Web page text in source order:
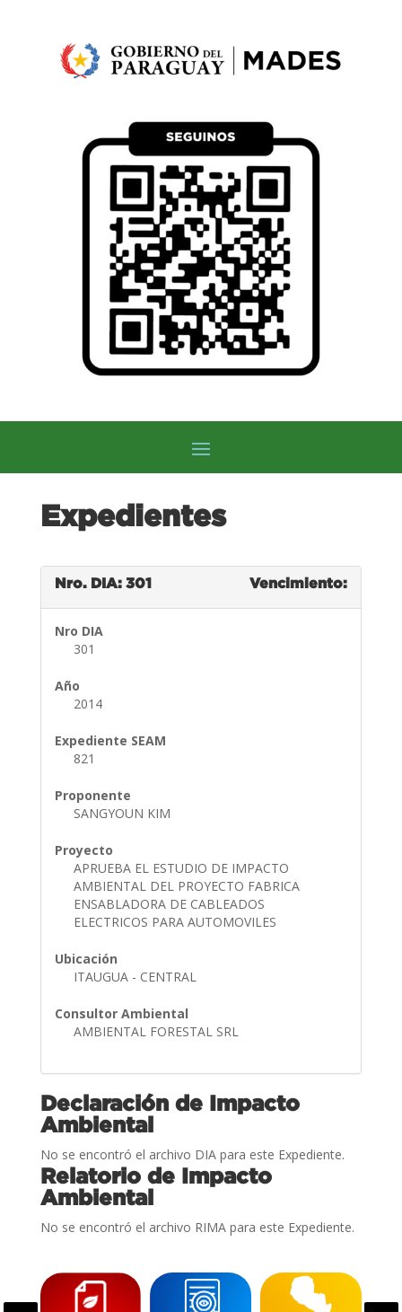
Expedientes
Nro. DIA: 301 Vencimiento:
Nro DIA
301
Año
2014
Expediente SEAM
821
Proponente
SANGYOUN KIM
Proyecto
APRUEBA EL ESTUDIO DE IMPACTO
AMBIENTAL DEL PROYECTO FABRICA
ENSABLADORA DE CABLEADOS
ELECTRICOS PARA AUTOMOVILES
Ubicación
ITAUGUA - CENTRAL
Consultor Ambiental
AMBIENTAL FORESTAL SRL
Declaración de Impacto
Ambiental
No se encontró el archivo DIA para este Expediente.
Relatorio de Impacto
Ambiental
No se encontró el archivo RIMA para este Expediente.